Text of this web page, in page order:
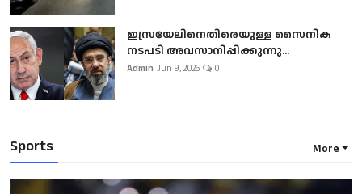
ഇസ്രയേലിനെതിരെയുള്ള സൈനിക
നടപടി അവസാനിപ്പിക്കുന്നു...
Admin Jun 9, 2026 0
Sports More